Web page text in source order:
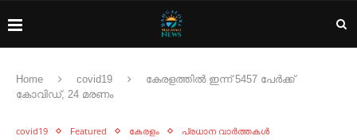
Home covid19
കേരളത്തില്‍ ഇന്ന് 5457 പേര്‍ക്ക്
കോവിഡ്, 24 മരണം
covid19 Featured കേരളം പ്രധാന വാർത്തകൾ